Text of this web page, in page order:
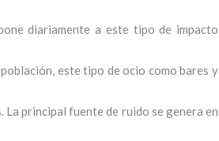
diariamente a este tipo de impacto
este tipo de ocio como bares y
principal fuente de ruido se genera en